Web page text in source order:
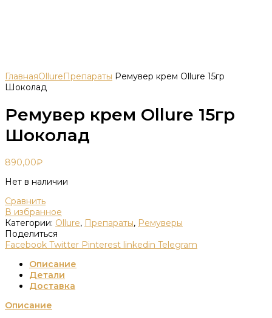
ГлавнаяOllureПрепараты Ремувер крем Ollure 15гр
Шоколад
Ремувер крем Ollure 15гр
Шоколад
890,00₽
Нет в наличии
Сравнить
В избранное
Категории: Ollure, Препараты, Ремуверы
Поделиться
Facebook Twitter Pinterest linkedin Telegram
Описание
Детали
Доставка
Описание